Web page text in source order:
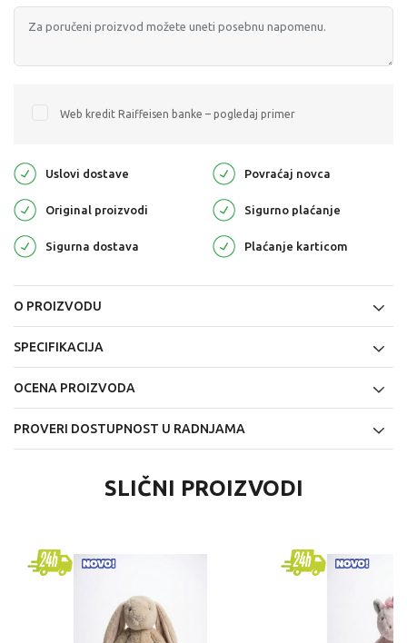
Web kredit Raiffeisen banke – pogledaj primer
Uslovi dostave Povraćaj novca
Original proizvodi Sigurno plaćanje
Sigurna dostava Plaćanje karticom
O PROIZVODU
SPECIFIKACIJA
OCENA PROIZVODA
PROVERI DOSTUPNOST U RADNJAMA
SLIČNI PROIZVODI